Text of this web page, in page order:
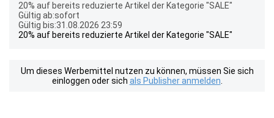
20% auf bereits reduzierte Artikel der Kategorie "SALE"
Gültig ab:sofort
Gültig bis:31.08.2026 23:59
20% auf bereits reduzierte Artikel der Kategorie "SALE"
Um dieses Werbemittel nutzen zu können, müssen Sie sich
einloggen oder sich als Publisher anmelden